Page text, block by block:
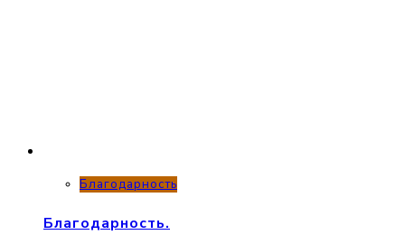
Благодарность
Благодарность.